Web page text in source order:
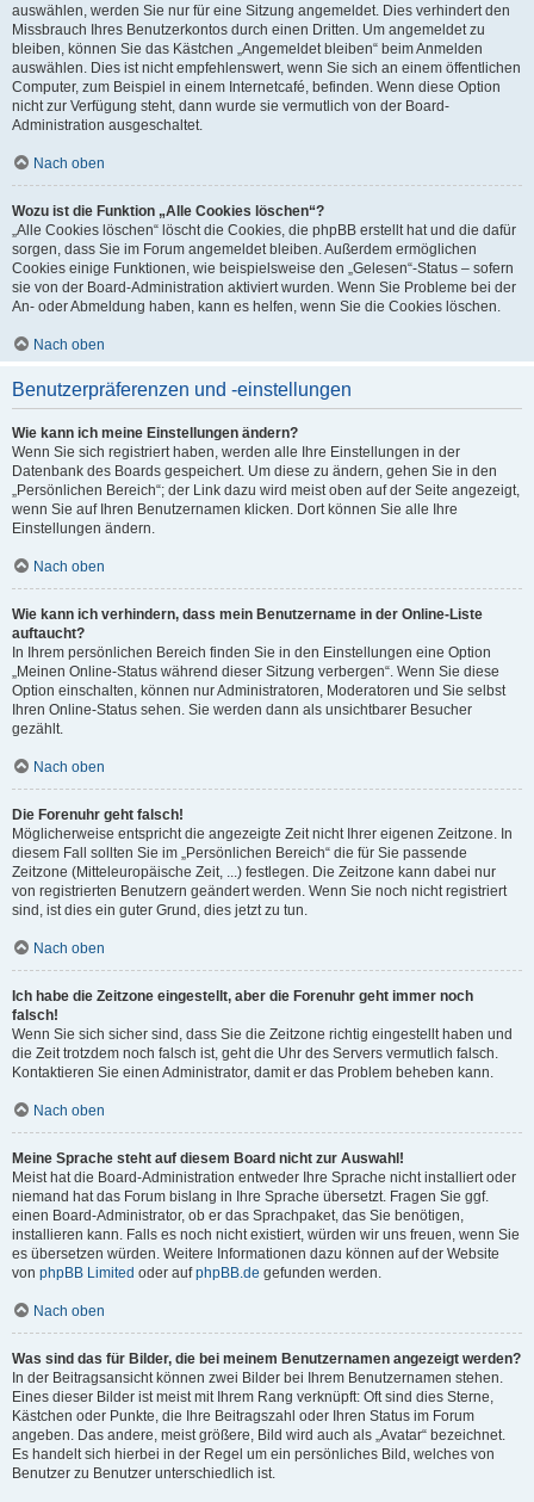
auswählen, werden Sie nur für eine Sitzung angemeldet. Dies verhindert den
Missbrauch Ihres Benutzerkontos durch einen Dritten. Um angemeldet zu
bleiben, können Sie das Kästchen „Angemeldet bleiben“ beim Anmelden
auswählen. Dies ist nicht empfehlenswert, wenn Sie sich an einem öffentlichen
Computer, zum Beispiel in einem Internetcafé, befinden. Wenn diese Option
nicht zur Verfügung steht, dann wurde sie vermutlich von der Board-
Administration ausgeschaltet.
Nach oben
Wozu ist die Funktion „Alle Cookies löschen“?
„Alle Cookies löschen“ löscht die Cookies, die phpBB erstellt hat und die dafür
sorgen, dass Sie im Forum angemeldet bleiben. Außerdem ermöglichen
Cookies einige Funktionen, wie beispielsweise den „Gelesen“-Status – sofern
sie von der Board-Administration aktiviert wurden. Wenn Sie Probleme bei der
An- oder Abmeldung haben, kann es helfen, wenn Sie die Cookies löschen.
Nach oben
Benutzerpräferenzen und -einstellungen
Wie kann ich meine Einstellungen ändern?
Wenn Sie sich registriert haben, werden alle Ihre Einstellungen in der
Datenbank des Boards gespeichert. Um diese zu ändern, gehen Sie in den
„Persönlichen Bereich“; der Link dazu wird meist oben auf der Seite angezeigt,
wenn Sie auf Ihren Benutzernamen klicken. Dort können Sie alle Ihre
Einstellungen ändern.
Nach oben
Wie kann ich verhindern, dass mein Benutzername in der Online-Liste
auftaucht?
In Ihrem persönlichen Bereich finden Sie in den Einstellungen eine Option
„Meinen Online-Status während dieser Sitzung verbergen“. Wenn Sie diese
Option einschalten, können nur Administratoren, Moderatoren und Sie selbst
Ihren Online-Status sehen. Sie werden dann als unsichtbarer Besucher
gezählt.
Nach oben
Die Forenuhr geht falsch!
Möglicherweise entspricht die angezeigte Zeit nicht Ihrer eigenen Zeitzone. In
diesem Fall sollten Sie im „Persönlichen Bereich“ die für Sie passende
Zeitzone (Mitteleuropäische Zeit, ...) festlegen. Die Zeitzone kann dabei nur
von registrierten Benutzern geändert werden. Wenn Sie noch nicht registriert
sind, ist dies ein guter Grund, dies jetzt zu tun.
Nach oben
Ich habe die Zeitzone eingestellt, aber die Forenuhr geht immer noch
falsch!
Wenn Sie sich sicher sind, dass Sie die Zeitzone richtig eingestellt haben und
die Zeit trotzdem noch falsch ist, geht die Uhr des Servers vermutlich falsch.
Kontaktieren Sie einen Administrator, damit er das Problem beheben kann.
Nach oben
Meine Sprache steht auf diesem Board nicht zur Auswahl!
Meist hat die Board-Administration entweder Ihre Sprache nicht installiert oder
niemand hat das Forum bislang in Ihre Sprache übersetzt. Fragen Sie ggf.
einen Board-Administrator, ob er das Sprachpaket, das Sie benötigen,
installieren kann. Falls es noch nicht existiert, würden wir uns freuen, wenn Sie
es übersetzen würden. Weitere Informationen dazu können auf der Website
von phpBB Limited oder aufphpBB.de gefunden werden.
Nach oben
Was sind das für Bilder, die bei meinem Benutzernamen angezeigt werden?
In der Beitragsansicht können zwei Bilder bei Ihrem Benutzernamen stehen.
Eines dieser Bilder ist meist mit Ihrem Rang verknüpft: Oft sind dies Sterne,
Kästchen oder Punkte, die Ihre Beitragszahl oder Ihren Status im Forum
angeben. Das andere, meist größere, Bild wird auch als „Avatar“ bezeichnet.
Es handelt sich hierbei in der Regel um ein persönliches Bild, welches von
Benutzer zu Benutzer unterschiedlich ist.